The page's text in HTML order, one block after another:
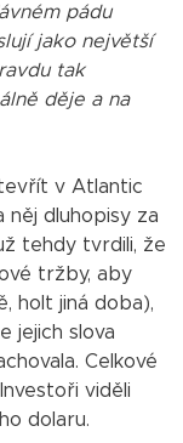
pádu
jako největší
tak
děje a na
v Atlantic
něj dluhopisy za
tehdy tvrdili, že
tržby, aby
holt jiná doba),
jejich slova
Celkové
viděli
dolaru.